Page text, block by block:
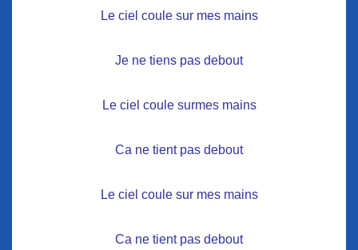
Le ciel coule sur mes mains
Je ne tiens pas debout
Le ciel coule surmes mains
Ca ne tient pas debout
Le ciel coule sur mes mains
Ca ne tient pas debout